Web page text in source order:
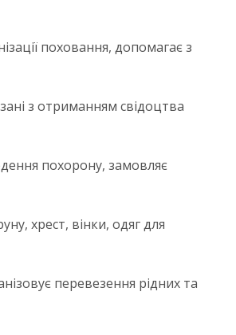
поховання, допомагає з
з отриманням свідоцтва
похорону, замовляє
хрест, вінки, одяг для
перевезення рідних та